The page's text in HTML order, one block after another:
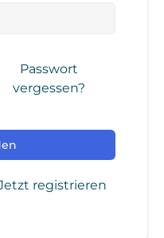
Passwort
vergessen?
registrieren